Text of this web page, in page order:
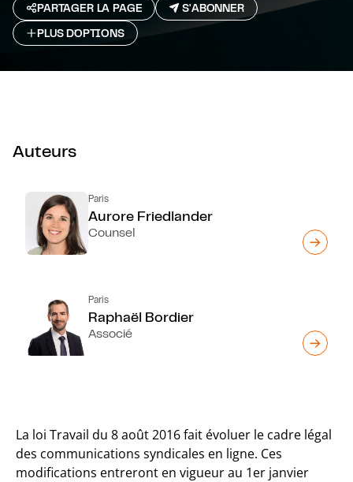
PARTAGER LA PAGE
S'ABONNER
PLUS D`OPTIONS
Auteurs
Paris
Aurore Friedlander
Counsel
Paris
Raphaël Bordier
Associé
La loi Travail du 8 août 2016 fait évoluer le cadre légal
des communications syndicales en ligne. Ces
modifications entreront en vigueur au 1er janvier